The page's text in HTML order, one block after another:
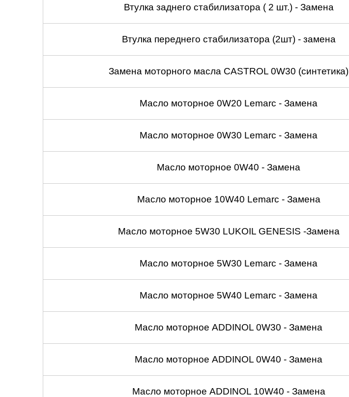
Втулка заднего стабилизатора ( 2 шт.) - Замена
Втулка переднего стабилизатора (2шт) - замена
Замена моторного масла CASTROL 0W30 (синтетика)
Масло моторное 0W20 Lemarc - Замена
Масло моторное 0W30 Lemarc - Замена
Масло моторное 0W40 - Замена
Масло моторное 10W40 Lemarc - Замена
Масло моторное 5W30 LUKOIL GENESIS -Замена
Масло моторное 5W30 Lemarc - Замена
Масло моторное 5W40 Lemarc - Замена
Масло моторное ADDINOL 0W30 - Замена
Масло моторное ADDINOL 0W40 - Замена
Масло моторное ADDINOL 10W40 - Замена